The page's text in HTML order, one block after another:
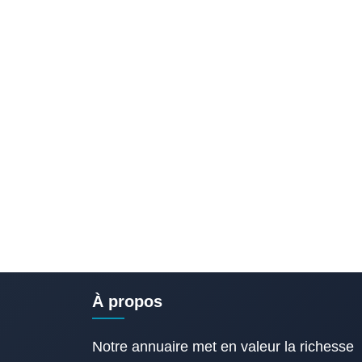
À propos
Notre annuaire met en valeur la richesse